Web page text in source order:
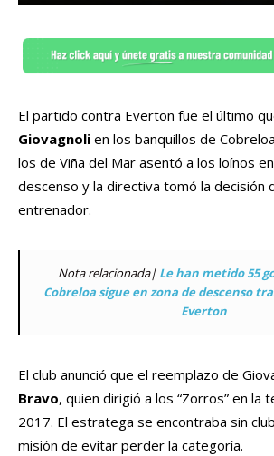
El partido contra Everton fue el último
Giovagnoli en los banquillos de
los de Viña del Mar asentó a los loínos
descenso y la directiva tomó la decisión
entrenador.
Nota relacionada| Le han metido 55
Cobreloa sigue en zona de descenso
Everton
El club anunció que el reemplazo de
Bravo, quien dirigió a los “Zorros” en la
2017. El estratega se encontraba sin
misión de evitar perder la categoría.